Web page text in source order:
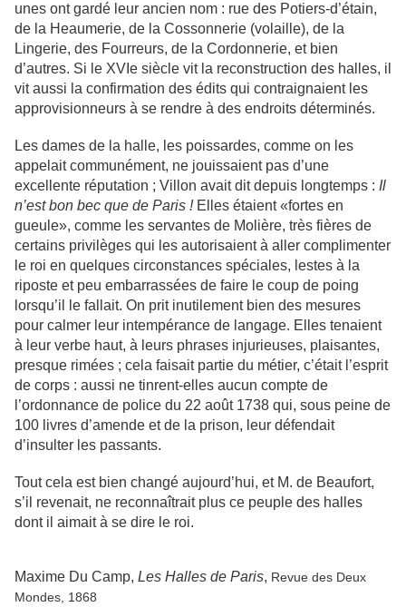
unes ont gardé leur ancien nom : rue des Potiers-d’étain,
de la Heaumerie, de la Cossonnerie (volaille), de la
Lingerie, des Fourreurs, de la Cordonnerie, et bien
d’autres. Si le XVIe siècle vit la reconstruction des halles, il
vit aussi la confirmation des édits qui contraignaient les
approvisionneurs à se rendre à des endroits déterminés.
Les dames de la halle, les poissardes, comme on les
appelait communément, ne jouissaient pas d’une
excellente réputation ; Villon avait dit depuis longtemps : Il
n’est bon bec que de Paris !Elles étaient «fortes en
gueule», comme les servantes de Molière, très fières de
certains privilèges qui les autorisaient à aller complimenter
le roi en quelques circonstances spéciales, lestes à la
riposte et peu embarrassées de faire le coup de poing
lorsqu’il le fallait. On prit inutilement bien des mesures
pour calmer leur intempérance de langage. Elles tenaient
à leur verbe haut, à leurs phrases injurieuses, plaisantes,
presque rimées ; cela faisait partie du métier, c’était l’esprit
de corps : aussi ne tinrent-elles aucun compte de
l’ordonnance de police du 22 août 1738 qui, sous peine de
100 livres d’amende et de la prison, leur défendait
d’insulter les passants.
Tout cela est bien changé aujourd’hui, et M. de Beaufort,
s’il revenait, ne reconnaîtrait plus ce peuple des halles
dont il aimait à se dire le roi.
Maxime Du Camp, Les Halles de Paris, Revue des Deux
Mondes, 1868